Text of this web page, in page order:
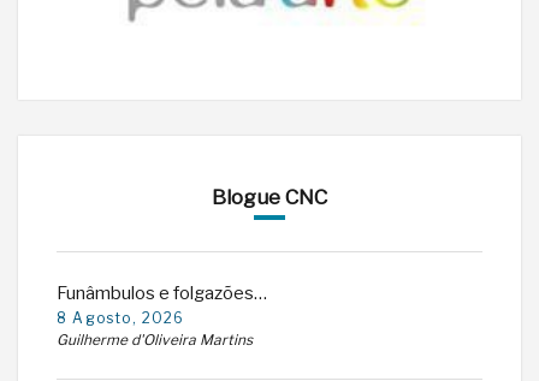
Blogue CNC
Funâmbulos e folgazões…
8 Agosto, 2026
Guilherme d'Oliveira Martins